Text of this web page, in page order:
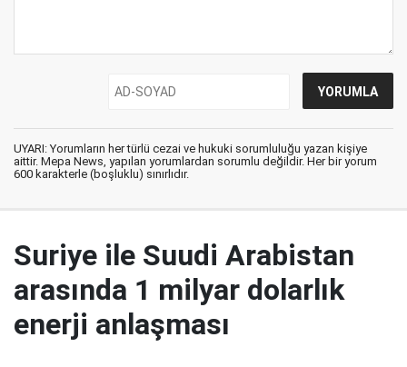
UYARI: Yorumların her türlü cezai ve hukuki sorumluluğu yazan kişiye
aittir. Mepa News, yapılan yorumlardan sorumlu değildir. Her bir yorum
600 karakterle (boşluklu) sınırlıdır.
Suriye ile Suudi Arabistan
arasında 1 milyar dolarlık
enerji anlaşması